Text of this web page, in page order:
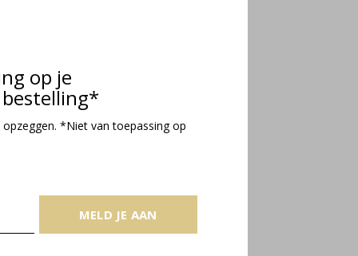
op je
*Niet van toepassing op
MELD JE AAN